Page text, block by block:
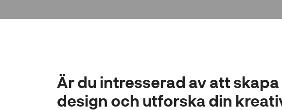
Är du intresserad av att
design och utforska din